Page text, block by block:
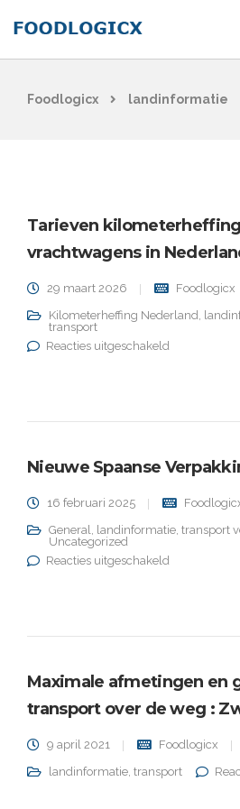
Foodlogicx landinformatie
Tarieven
vrachtwagens in
29 maart 2026
Foodlogicx
Kilometerheffing Nederland,
transport
Reacties uitgeschakeld
Nieuwe Spaanse
16 februari 2025
General, landinformatie, transport
Uncategorized
Reacties uitgeschakeld
Maximale afmetingen en
transport over de weg :
9 april 2021
Foodlogicx
landinformatie, transport